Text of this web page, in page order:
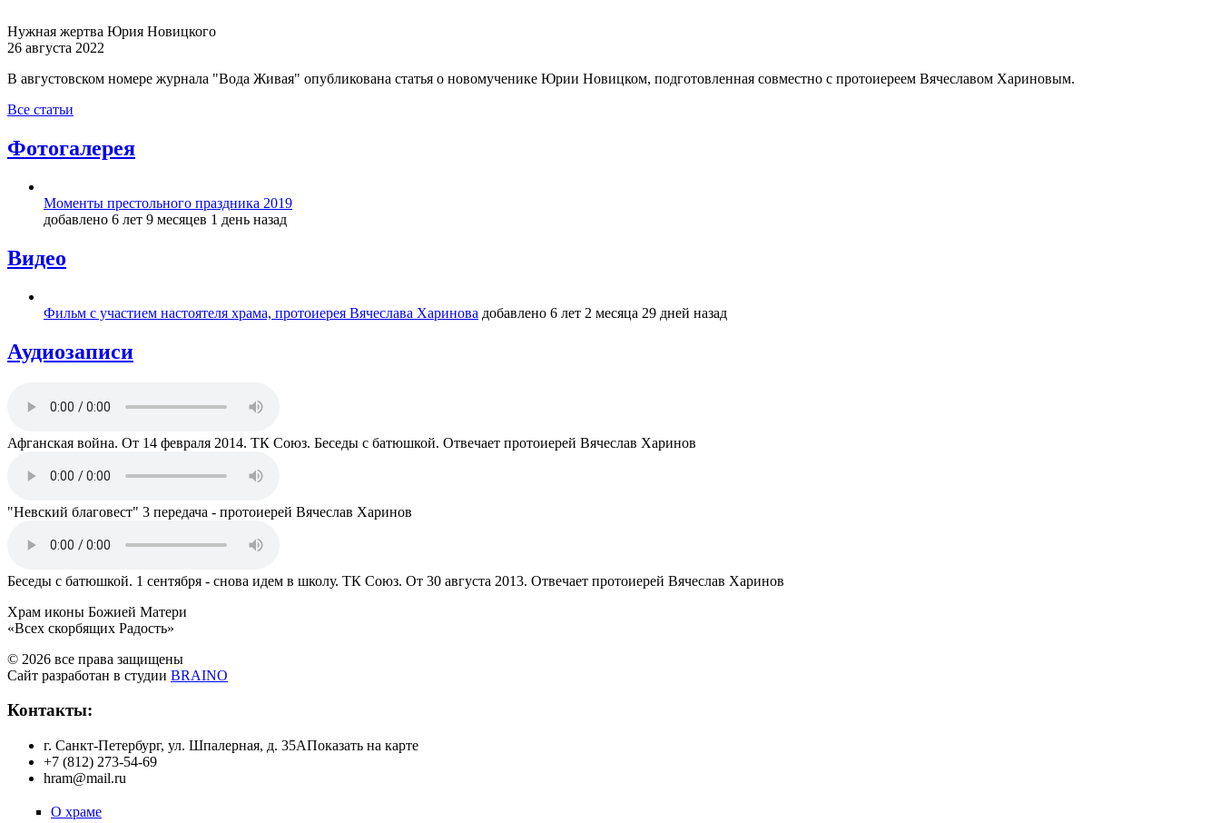
Нужная жертва Юрия Новицкого
26 августа 2022
В августовском номере журнала "Вода Живая" опубликована статья о новомученике Юрии Новицком, подготовленная совместно с протоиереем Вячеславом Хариновым.
Все статьи
Фотогалерея
Моменты престольного праздника 2019
добавлено 6 лет 9 месяцев 1 день назад
Видео
Фильм с участием настоятеля храма, протоиерея Вячеслава Харинова добавлено 6 лет 2 месяца 29 дней назад
Аудиозаписи
Афганская война. От 14 февраля 2014. ТК Союз. Беседы с батюшкой. Отвечает протоиерей Вячеслав Харинов
"Невский благовест" 3 передача - протоиерей Вячеслав Харинов
Беседы с батюшкой. 1 сентября - снова идем в школу. ТК Союз. От 30 августа 2013. Отвечает протоиерей Вячеслав Харинов
Храм иконы Божией Матери
«Всех скорбящих Радость»
© 2026 все права защищены
Сайт разработан в студии BRAINO
Контакты:
г. Санкт-Петербург, ул. Шпалерная, д. 35АПоказать на карте
+7 (812) 273-54-69
hram@mail.ru
О храме